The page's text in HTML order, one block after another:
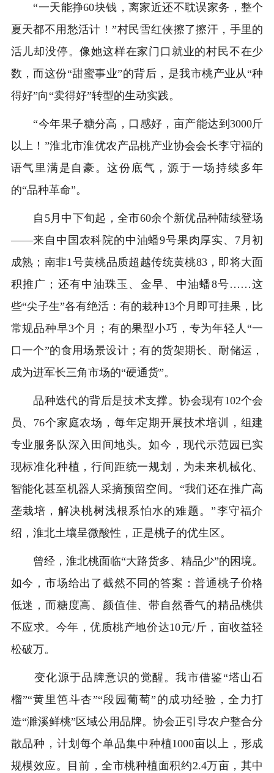
“一天能挣60块钱，离家近还不耽误家务，整个
夏天都不用愁活计！”村民雪红侠擦了擦汗，手里的
活儿却没停。像她这样在家门口就业的村民不在少
数，而这份“甜蜜事业”的背后，是我市桃产业从“种
得好”向“卖得好”转型的生动实践。
“今年果子糖分高，口感好，亩产能达到3000斤
以上！”淮北市淮优农产品桃产业协会会长李守福的
语气里满是自豪。这份底气，源于一场持续多年
的“品种革命”。
自5月中下旬起，全市60余个新优品种陆续登场
——来自中国农科院的中油蟠9号果肉厚实、7月初
成熟；南非1号黄桃品质超越传统黄桃83，即将大面
积推广；还有中油珠玉、金早、中油蟠8号……这
些“尖子生”各有绝活：有的栽种13个月即可挂果，比
常规品种早3个月；有的果型小巧，专为年轻人“一
口一个”的食用场景设计；有的货架期长、耐储运，
成为进军长三角市场的“硬通货”。
品种迭代的背后是技术支撑。协会现有102个会
员、76个家庭农场，每年定期开展技术培训，组建
专业服务队深入田间地头。如今，现代示范园已实
现标准化种植，行间距统一规划，为未来机械化、
智能化甚至机器人采摘预留空间。“我们还在推广高
垄栽培，解决桃树浅根系怕水的难题。”李守福介
绍，淮北土壤呈微酸性，正是桃子的优生区。
曾经，淮北桃面临“大路货多、精品少”的困境。
如今，市场给出了截然不同的答案：普通桃子价格
低迷，而糖度高、颜值佳、带自然香气的精品桃供
不应求。今年，优质桃产地价达10元/斤，亩收益轻
松破万。
变化源于品牌意识的觉醒。我市借鉴“塔山石
榴”“黄里笆斗杏”“段园葡萄”的成功经验，全力打
造“濉溪鲜桃”区域公用品牌。协会正引导农户整合分
散品种，计划每个单品集中种植1000亩以上，形成
规模效应。目前，全市桃种植面积约2.4万亩，其中